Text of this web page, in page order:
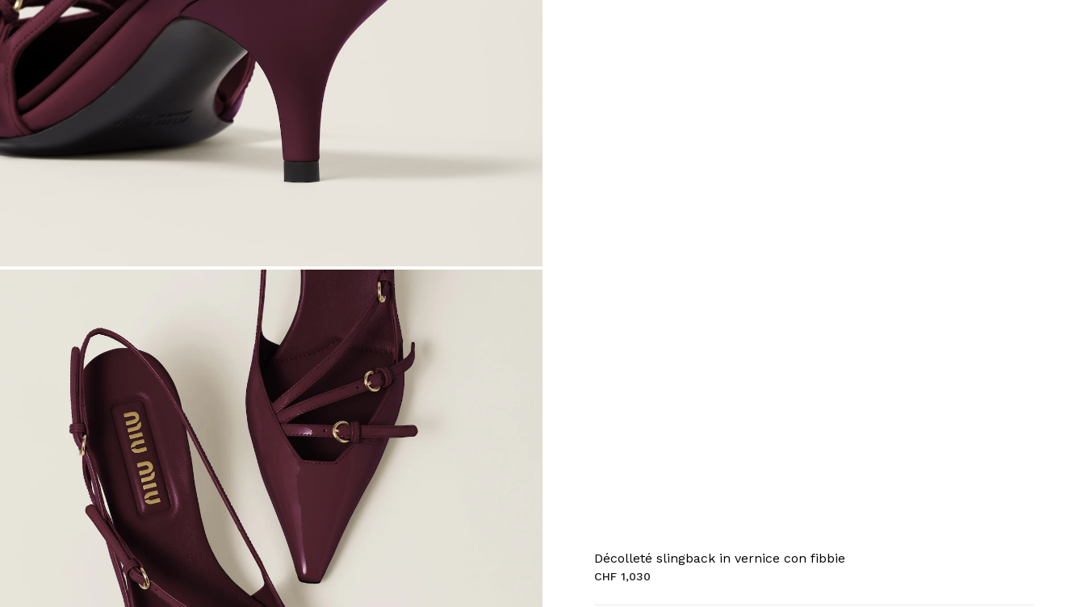
Décolleté slingback in vernice con fibbie
CHF 1,030